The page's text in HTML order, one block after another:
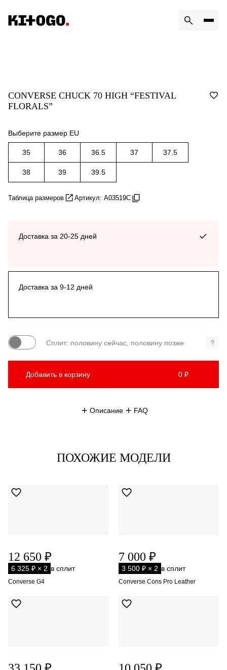
CONVERSE CHUCK 70 HIGH “FESTIVAL
FLORALS”
Выберите размер EU
35 36 36.5 37 37.5
38 39 39.5
Таблица размеров Артикул: A03519C
Доставка за 20-25 дней
Доставка за 9-12 дней
Сплит: половину сейчас, половину позже ?
Добавить в корзину 0 ₽
Описание FAQ
ПОХОЖИЕ МОДЕЛИ
12 650 ₽
6 325 ₽ × 2 в сплит
Converse G4
7 000 ₽
3 500 ₽ × 2 в сплит
Converse Cons Pro Leather